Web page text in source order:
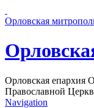
Орловская
Орловская епархия
Православной
Navigation